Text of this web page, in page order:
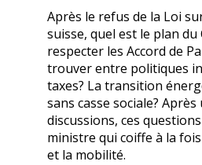
Après le refus de la Loi
suisse, quel est le plan
respecter les Accord de
trouver entre politiques
taxes? La transition
sans casse sociale?
discussions, ces
ministre qui coiffe à la
et la mobilité.